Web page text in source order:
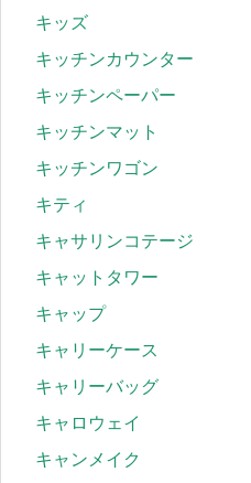
キッズ
キッチンカウンター
キッチンペーパー
キッチンマット
キッチンワゴン
キティ
キャサリンコテージ
キャットタワー
キャップ
キャリーケース
キャリーバッグ
キャロウェイ
キャンメイク